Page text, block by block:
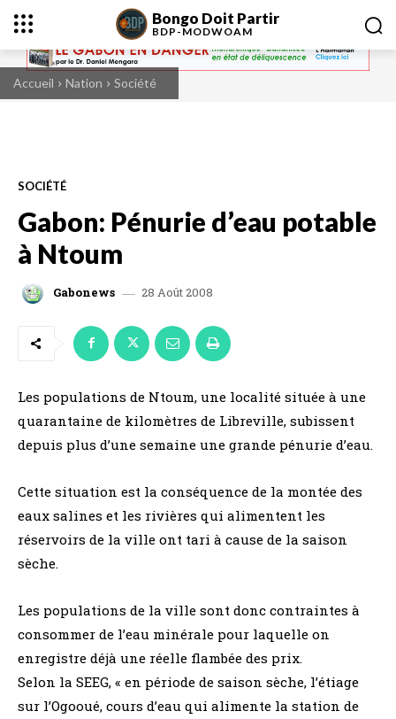
Bongo Doit Partir
BDP-MODWOAM
Accueil Nation Société
SOCIÉTÉ
Gabon: Pénurie d’eau potable
à Ntoum
Gabonews 28 Août 2008
Les populations de Ntoum, une localité située à une
quarantaine de kilomètres de Libreville, subissent
depuis plus d’une semaine une grande pénurie d’eau.
Cette situation est la conséquence de la montée des
eaux salines et les rivières qui alimentent les
réservoirs de la ville ont tari à cause de la saison
sèche.
Les populations de la ville sont donc contraintes à
consommer de l’eau minérale pour laquelle on
enregistre déjà une réelle flambée des prix.
Selon la SEEG, « en période de saison sèche, l’étiage
sur l’Ogooué, cours d’eau qui alimente la station de